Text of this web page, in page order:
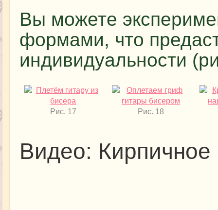
Вы можете
формами, что
индивидуальности
Рис. 17 Рис. 18
Видео: